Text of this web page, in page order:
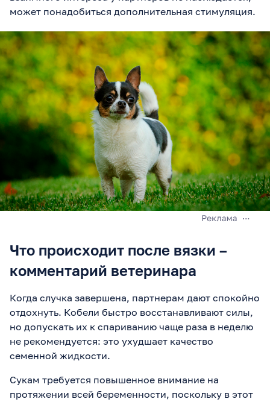
может понадобиться дополнительная стимуляция.
Что происходит после вязки –
комментарий ветеринара
Когда случка завершена, партнерам дают спокойно
отдохнуть. Кобели быстро восстанавливают силы,
но допускать их к спариванию чаще раза в неделю
не рекомендуется: это ухудшает качество
семенной жидкости.
Сукам требуется повышенное внимание на
протяжении всей беременности, поскольку в этот